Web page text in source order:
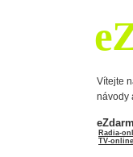
Vítejte
návody
Radia-
TV-